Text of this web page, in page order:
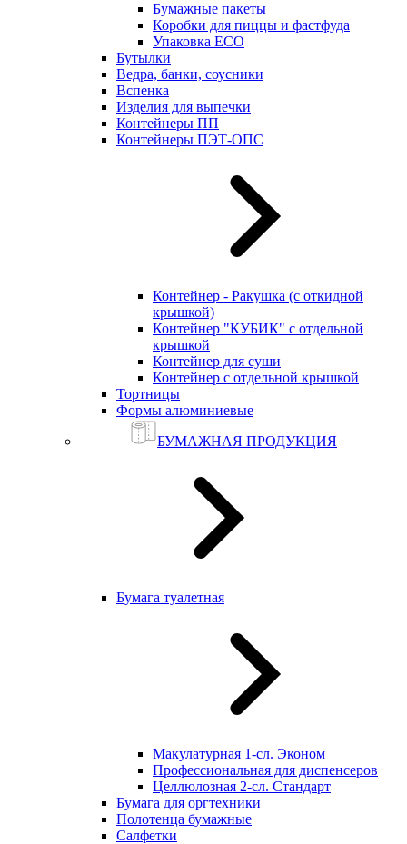
Бумажные пакеты
Коробки для пиццы и фастфуда
Упаковка ECO
Бутылки
Ведра, банки, соусники
Вспенка
Изделия для выпечки
Контейнеры ПП
Контейнеры ПЭТ-ОПС
Контейнер - Ракушка (с откидной
крышкой)
Контейнер "КУБИК" с отдельной
крышкой
Контейнер для суши
Контейнер с отдельной крышкой
Тортницы
Формы алюминиевые
БУМАЖНАЯ ПРОДУКЦИЯ
Бумага туалетная
Макулатурная 1-сл. Эконом
Профессиональная для диспенсеров
Целлюлозная 2-сл. Стандарт
Бумага для оргтехники
Полотенца бумажные
Салфетки